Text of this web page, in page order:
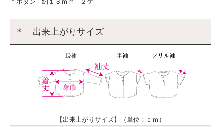
＊ボタン 約１３ｍｍ ２ケ
＊ 出来上がりサイズ
【出来上がりサイズ】（単位：ｃｍ）